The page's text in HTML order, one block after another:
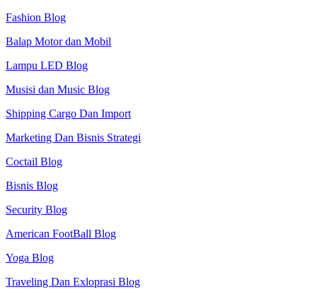
Fashion Blog
Balap Motor dan Mobil
Lampu LED Blog
Musisi dan Music Blog
Shipping Cargo Dan Import
Marketing Dan Bisnis Strategi
Coctail Blog
Bisnis Blog
Security Blog
American FootBall Blog
Yoga Blog
Traveling Dan Exloprasi Blog